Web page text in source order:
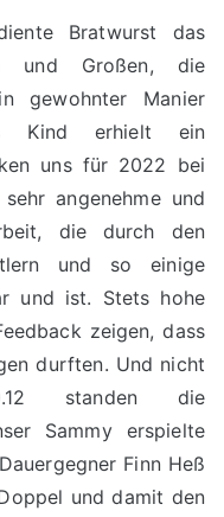
Bratwurst das
und Großen, die
gewohnter Manier
Kind erhielt ein
uns für 2022 bei
angenehme und
die durch den
und so einige
und ist. Stets hohe
zeigen, dass
durften. Und nicht
standen die
Sammy erspielte
Finn Heß
und damit den